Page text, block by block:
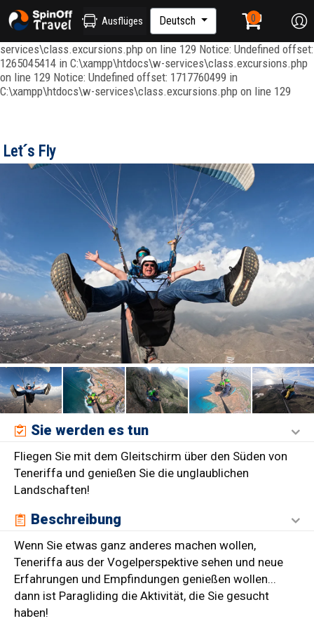
Notice: Undefined index: ordenar in C:\xampp\htdocs\w-
services\repositories\GroupRepository.php on line 415 Notice:
Undefined offset: 1265045344 in C:\xampp\htdocs\w-
services\class.excursions.php on line 129 Notice: Undefined offset:
1265045414 in C:\xampp\htdocs\w-services\class.excursions.php
on line 129 Notice: Undefined offset: 1717760499 in
C:\xampp\htdocs\w-services\class.excursions.php on line 129
Ausflüges Deutsch
Let´s Fly
Sie werden es tun
Fliegen Sie mit dem Gleitschirm über den Süden von
Teneriffa und genießen Sie die unglaublichen
Landschaften!
Beschreibung
Wenn Sie etwas ganz anderes machen wollen,
Teneriffa aus der Vogelperspektive sehen und neue
Erfahrungen und Empfindungen genießen wollen...
dann ist Paragliding die Aktivität, die Sie gesucht
haben!